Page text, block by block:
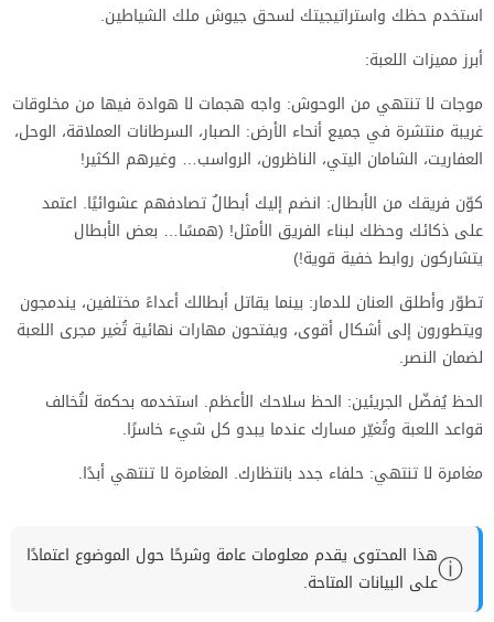
استخدم حظك واستراتيجيتك لسحق جيوش ملك الشياطين.
أبرز مميزات اللعبة:
موجات لا تنتهي من الوحوش: واجه هجمات لا هوادة فيها من مخلوقات
غريبة منتشرة في جميع أنحاء الأرض: الصبار، السرطانات العملاقة، الوحل،
العفاريت، الشامان اليتي، الناظرون، الرواسب… وغيرهم الكثير!
كوّن فريقك من الأبطال: انضم إليك أبطالٌ تصادفهم عشوائيًا. اعتمد
على ذكائك وحظك لبناء الفريق الأمثل! (همسًا… بعض الأبطال
يتشاركون روابط خفية قوية!)
تطوّر وأطلق العنان للدمار: بينما يقاتل أبطالك أعداءً مختلفين، يندمجون
ويتطورون إلى أشكال أقوى، ويفتحون مهارات نهائية تُغير مجرى اللعبة
لضمان النصر.
الحظ يُفضّل الجريئين: الحظ سلاحك الأعظم. استخدمه بحكمة لتُخالف
قواعد اللعبة وتُغيّر مسارك عندما يبدو كل شيء خاسرًا.
مغامرة لا تنتهي: حلفاء جدد بانتظارك. المغامرة لا تنتهي أبدًا.
ⓘهذا المحتوى يقدم معلومات عامة وشرحًا حول الموضوع اعتمادًا
على البيانات المتاحة.